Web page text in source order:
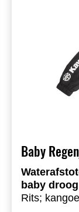
Baby
baby
Rits;